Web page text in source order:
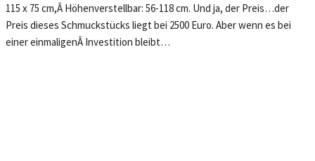
115 x 75 cm,Â Höhenverstellbar: 56-118 cm. Und ja, der Preis…der
Preis dieses Schmuckstücks liegt bei 2500 Euro. Aber wenn es bei
einer einmaligenÂ Investition bleibt…